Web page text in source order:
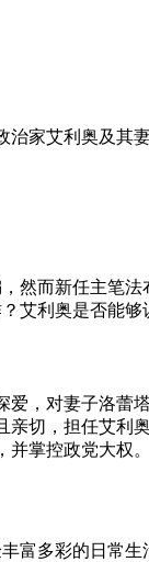
治家艾利奥及其
然而新任主笔
利奥是否能
，对妻子洛蕾塔
切，担任艾利奥
掌控政党大权。
富多彩的日常